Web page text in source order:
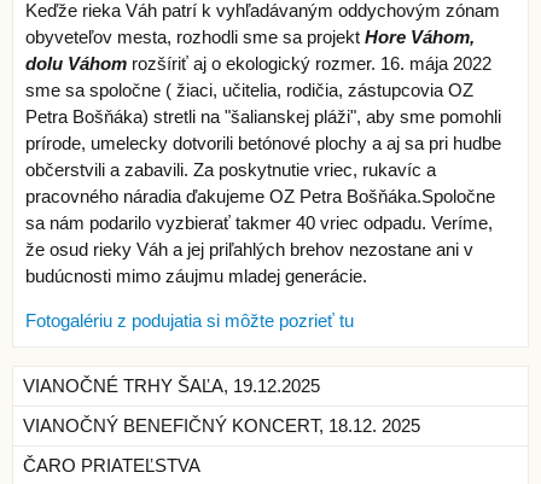
Keďže rieka Váh patrí k vyhľadávaným oddychovým zónam
obyveteľov mesta, rozhodli sme sa projekt Hore Váhom,
dolu Váhom rozšíriť aj o ekologický rozmer. 16. mája 2022
sme sa spoločne ( žiaci, učitelia, rodičia, zástupcovia OZ
Petra Bošňáka) stretli na "šalianskej pláži", aby sme pomohli
prírode, umelecky dotvorili betónové plochy a aj sa pri hudbe
občerstvili a zabavili. Za poskytnutie vriec, rukavíc a
pracovného náradia ďakujeme OZ Petra Bošňáka.Spoločne
sa nám podarilo vyzbierať takmer 40 vriec odpadu. Veríme,
že osud rieky Váh a jej priľahlých brehov nezostane ani v
budúcnosti mimo záujmu mladej generácie.
Fotogalériu z podujatia si môžte pozrieť tu
VIANOČNÉ TRHY ŠAĽA, 19.12.2025
VIANOČNÝ BENEFIČNÝ KONCERT, 18.12. 2025
ČARO PRIATEĽSTVA